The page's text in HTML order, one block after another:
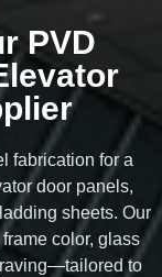
PVD
fabrication for a
door panels,
sheets. Our
color, glass
to